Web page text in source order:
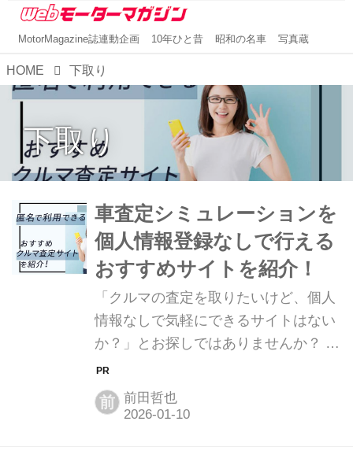
MotorMagazine誌連動企画 10年ひと昔 昭和の名車 写真蔵
HOME 下取り
下取り
車査定シミュレーションを
個人情報登録なしで行える
おすすめサイトを紹介！
「クルマの査定を取りたいけど、個人
情報なしで気軽にできるサイトはない
か？」とお探しではありませんか？ 現
在はビッグデータの蓄積やテクノロジ
ーの発達により、誰でも気軽にクルマ
の査定額シミュレーションができるよ
前 前田哲也